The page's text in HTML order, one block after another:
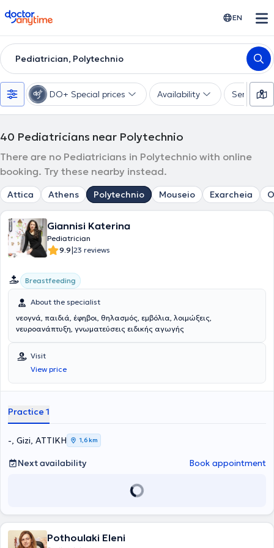
doctoranytime EN
Pediatrician, Polytechnio
DO+ Special prices Availability Services
40 Pediatricians near Polytechnio
There are no Pediatricians in Polytechnio with online
booking. Try these nearby instead.
Attica Athens Polytechnio Mouseio Exarcheia
Giannisi Katerina
Pediatrician
9.9|23 reviews
Breastfeeding
About the specialist
νεογνά, παιδιά, έφηβοι, θηλασμός, εμβόλια, λοιμώξεις,
νευροανάπτυξη, γνωματεύσεις ειδικής αγωγής
Visit
View price
Practice 1
-, Gizi, ΑΤΤΙΚΗ 1,6 km
Next availability Book appointment
Pothoulaki Eleni